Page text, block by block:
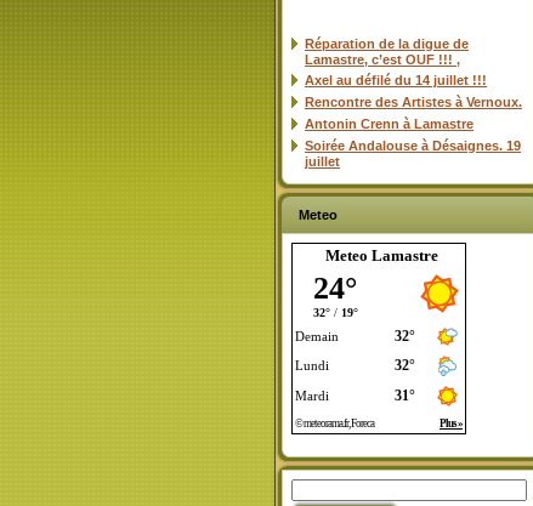
Réparation de la digue de
Lamastre, c’est OUF !!! ,
Axel au défilé du 14 juillet !!!
Rencontre des Artistes à Vernoux.
Antonin Crenn à Lamastre
Soirée Andalouse à Désaignes. 19
juillet
Meteo
Meteo Lamastre